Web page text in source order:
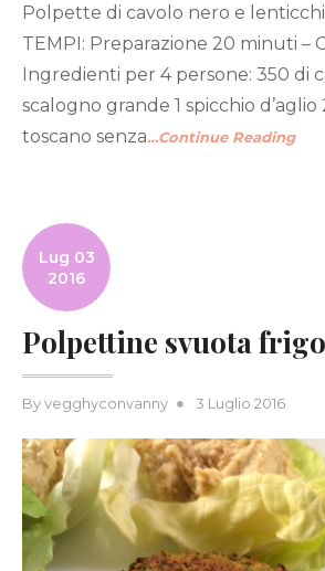
Polpette di cavolo nero e
TEMPI: Preparazione 20 minuti –
Ingredienti per 4 persone: 350 di
scalogno grande 1 spicchio
toscano senza…Continue Reading
Lug 03
2016
Polpettine svuota frigo
Byvegghyconvanny
Posted
3 Luglio 2016